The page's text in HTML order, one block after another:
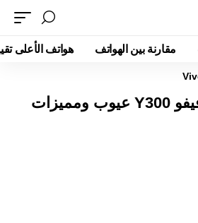
مقارنة بين الهواتف هواتف الأعلى
سعر ومواصفات فيفو Y300 عيوب ومميزات